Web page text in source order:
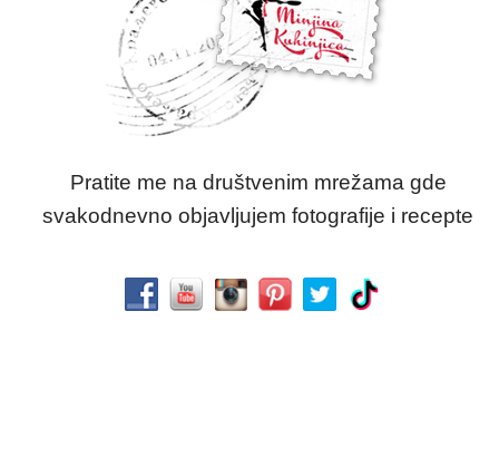
Pratite me na društvenim mrežama gde
svakodnevno objavljujem fotografije i recepte